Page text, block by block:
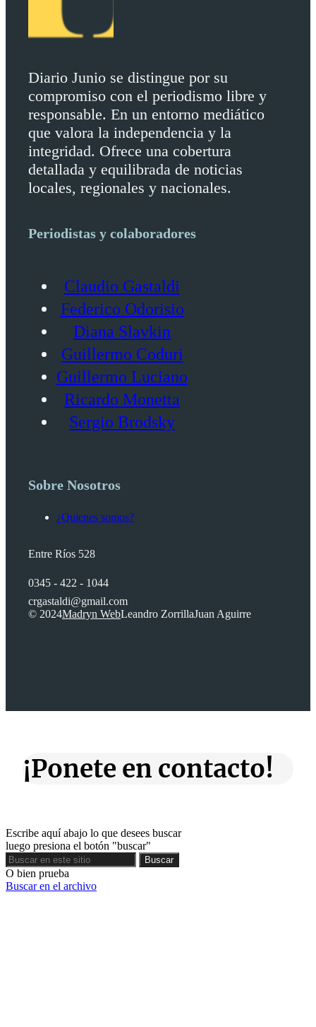
Diario Junio se distingue por su
compromiso con el periodismo libre y
responsable. En un entorno mediático
que valora la independencia y la
integridad. Ofrece una cobertura
detallada y equilibrada de noticias
locales, regionales y nacionales.
Periodistas y colaboradores
Claudio Gastaldi
Federico Odorisio
Diana Slavkin
Guillermo Coduri
Guillermo Luciano
Ricardo Monetta
Sergio Brodsky
Sobre Nosotros
¿Quienes somos?
Entre Ríos 528
0345 - 422 - 1044
crgastaldi@gmail.com
© 2024Madryn WebLeandro ZorrillaJuan Aguirre
¡Ponete en contacto!
Escribe aquí abajo lo que desees buscar
luego presiona el botón "buscar"
Buscar
Buscar
O bien prueba
Buscar en el archivo